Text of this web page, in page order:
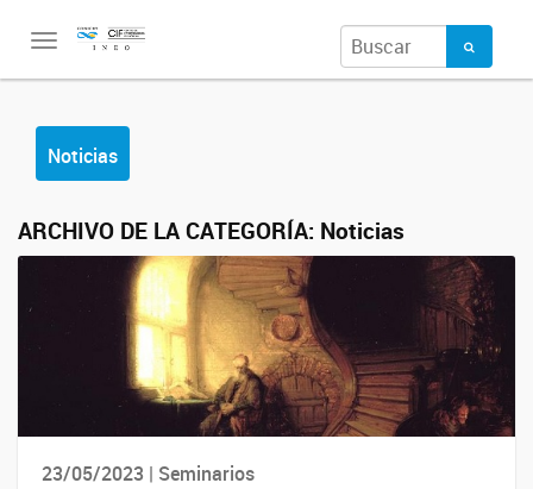
Toggle
Noticias
ARCHIVO DE LA CATEGORÍA: Noticias
23/05/2023 | Seminarios